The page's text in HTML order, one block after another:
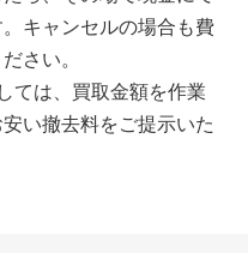
キャンセルの場合も費
さい。
ては、買取金額を作業
い撤去料をご提示いた